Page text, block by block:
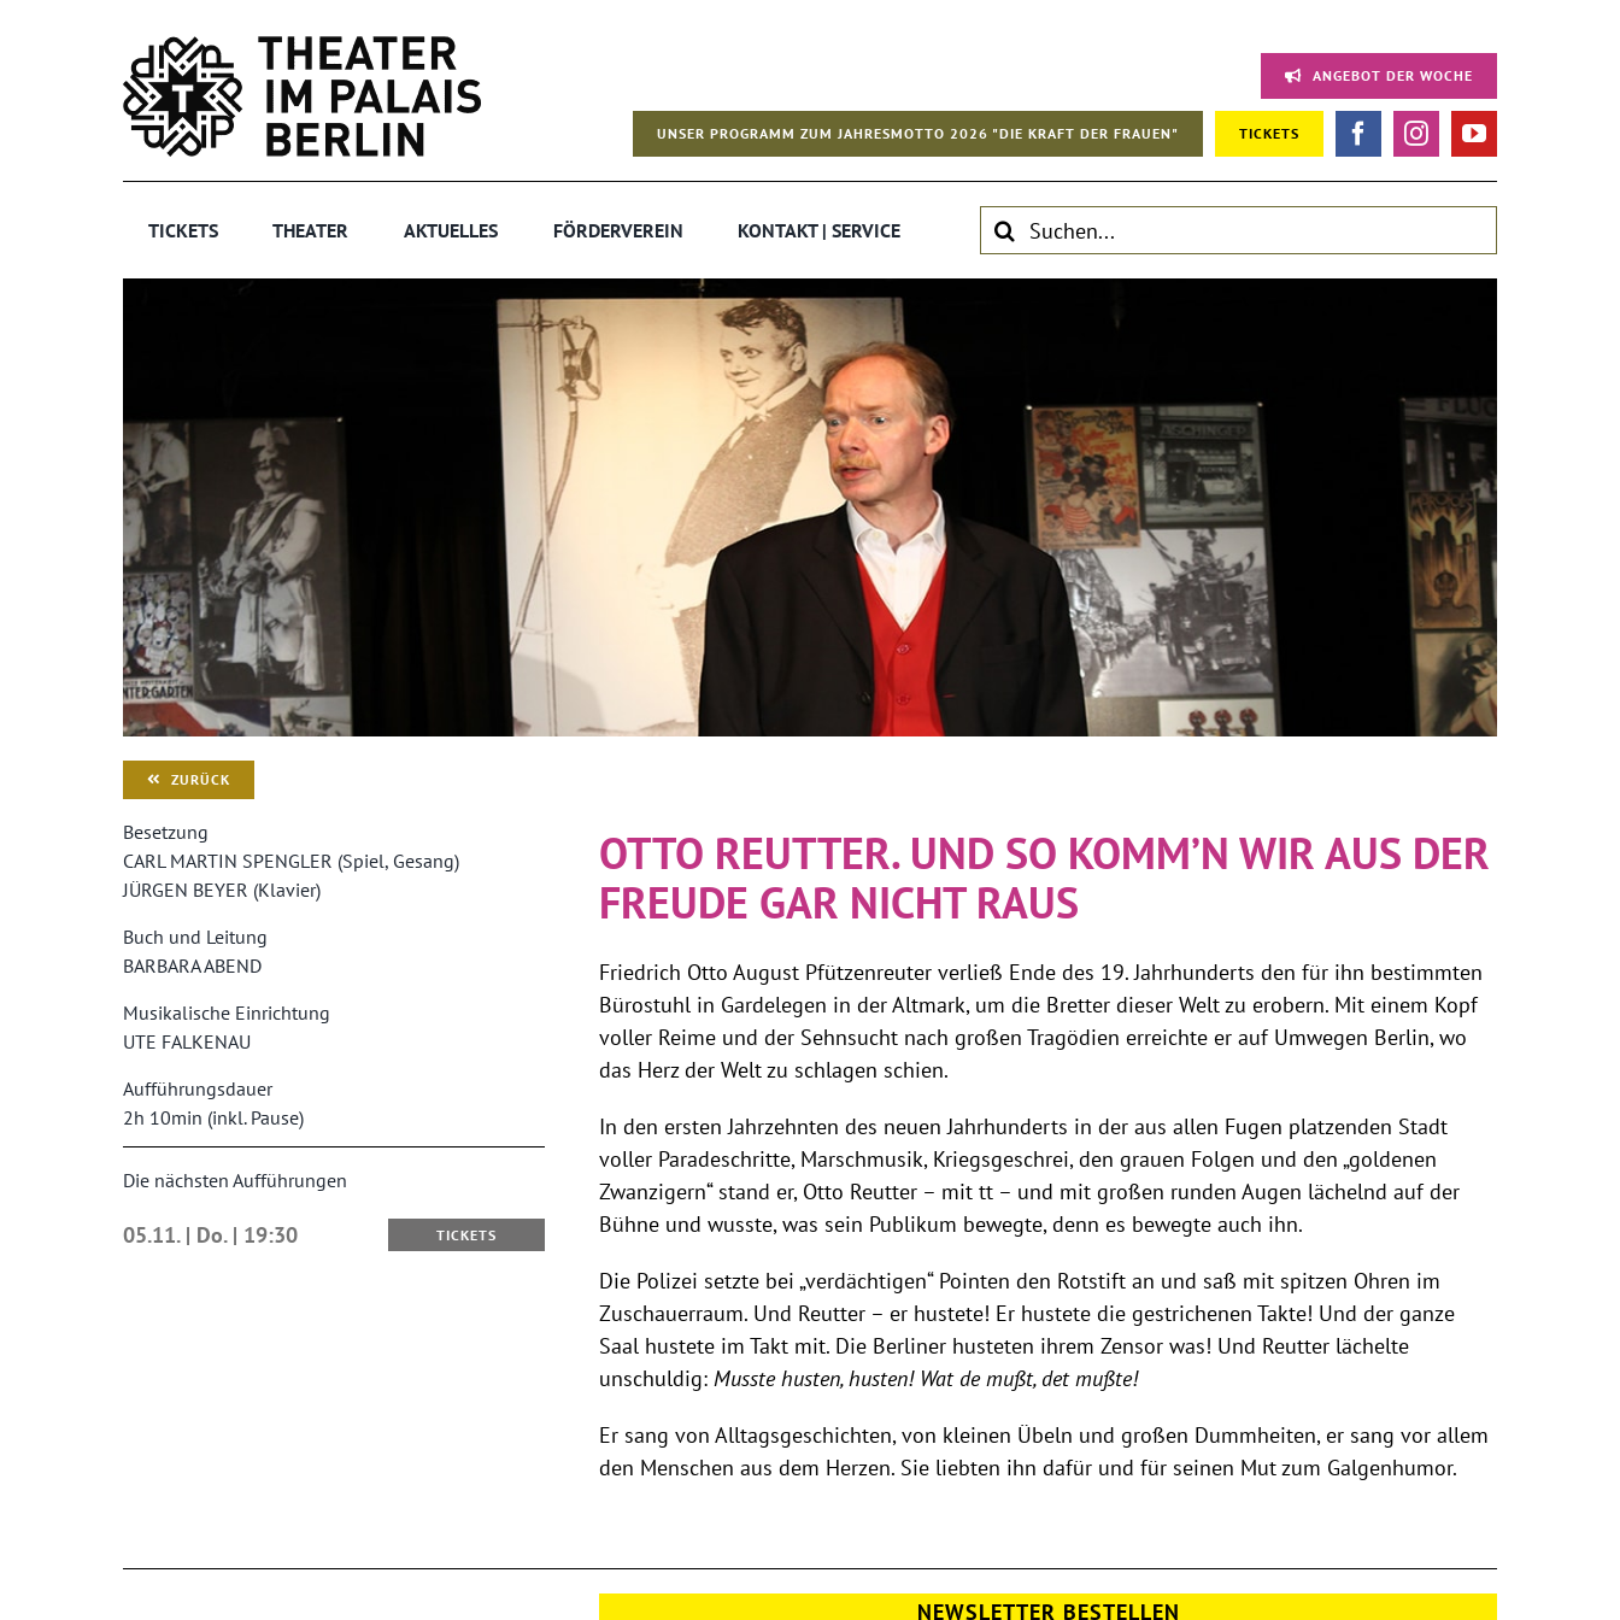
ANGEBOT DER WOCHE
UNSER PROGRAMM ZUM JAHRESMOTTO 2026 "DIE KRAFT DER FRAUEN" TICKETS
TICKETS THEATER AKTUELLES FÖRDERVEREIN KONTAKT | SERVICE
Suche
nach:
ZURÜCK
Besetzung
CARL MARTIN SPENGLER (Spiel, Gesang)
JÜRGEN BEYER (Klavier)
Buch und Leitung
BARBARA ABEND
Musikalische Einrichtung
UTE FALKENAU
Aufführungsdauer
2h 10min (inkl. Pause)
Die nächsten Aufführungen
05.11. | Do. | 19:30 TICKETS
OTTO REUTTER. UND SO KOMM’N WIR AUS DER
FREUDE GAR NICHT RAUS
Friedrich Otto August Pfützenreuter verließ Ende des 19. Jahrhunderts den für ihn bestimmten
Bürostuhl in Gardelegen in der Altmark, um die Bretter dieser Welt zu erobern. Mit einem Kopf
voller Reime und der Sehnsucht nach großen Tragödien erreichte er auf Umwegen Berlin, wo
das Herz der Welt zu schlagen schien.
In den ersten Jahrzehnten des neuen Jahrhunderts in der aus allen Fugen platzenden Stadt
voller Paradeschritte, Marschmusik, Kriegsgeschrei, den grauen Folgen und den „goldenen
Zwanzigern“ stand er, Otto Reutter – mit tt – und mit großen runden Augen lächelnd auf der
Bühne und wusste, was sein Publikum bewegte, denn es bewegte auch ihn.
Die Polizei setzte bei „verdächtigen“ Pointen den Rotstift an und saß mit spitzen Ohren im
Zuschauerraum. Und Reutter – er hustete! Er hustete die gestrichenen Takte! Und der ganze
Saal hustete im Takt mit. Die Berliner husteten ihrem Zensor was! Und Reutter lächelte
unschuldig:Musste husten, husten! Wat de mußt, det mußte!
Er sang von Alltagsgeschichten, von kleinen Übeln und großen Dummheiten, er sang vor allem
den Menschen aus dem Herzen. Sie liebten ihn dafür und für seinen Mut zum Galgenhumor.
NEWSLETTER BESTELLEN